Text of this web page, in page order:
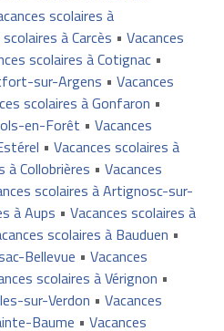
scolaires à
à Carcès • Vacances
scolaires à Cotignac•
sur-Argens • Vacances
scolaires à Gonfaron •
en-Forêt • Vacances
• Vacances scolaires à
à Collobrières • Vacances
scolaires à Artignosc-sur-
à Aups • Vacances scolaires à
scolaires à Bauduen •
Bellevue • Vacances
scolaires à Vérignon •
sur-Verdon • Vacances
Baume • Vacances